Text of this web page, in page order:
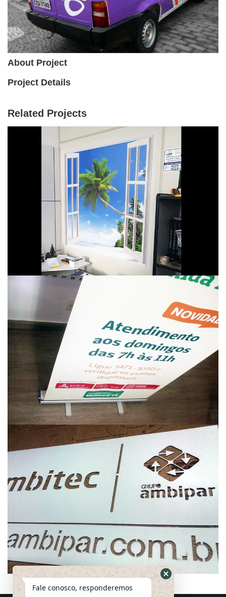
About Project
Project Details
Related Projects
Fale conosco, responderemos